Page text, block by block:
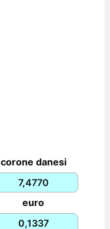
corone danesi
euro